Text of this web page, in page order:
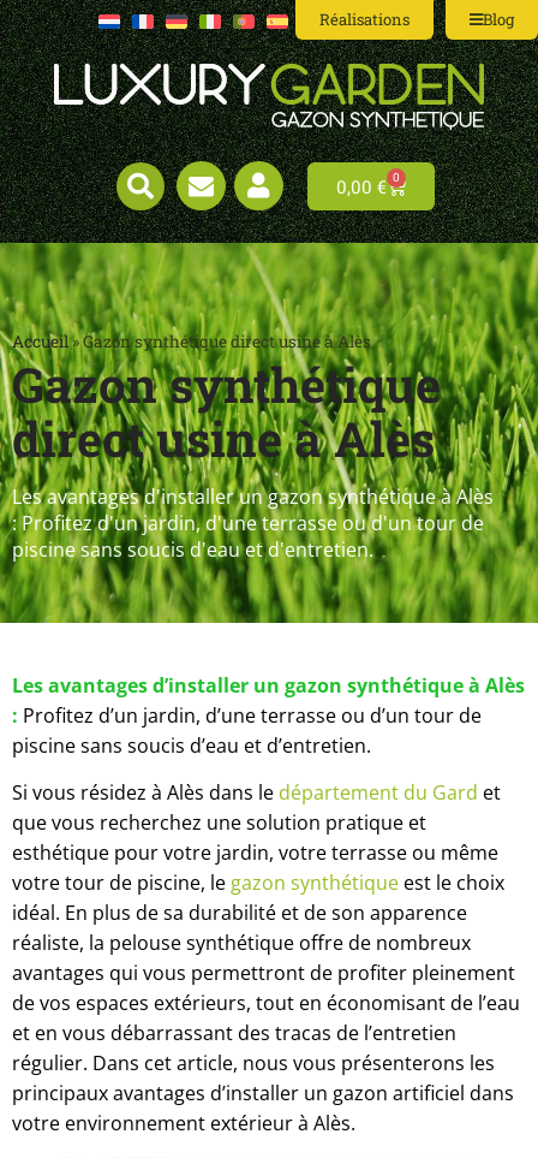
Réalisations Blog
0,00 € 0
Accueil»Gazon synthétique direct usine à Alès
Gazon synthétique
direct usine à Alès
Les avantages d'installer un gazon synthétique à Alès
: Profitez d'un jardin, d'une terrasse ou d'un tour de
piscine sans soucis d'eau et d'entretien.
Les avantages d’installer un gazon synthétique à Alès
: Profitez d’un jardin, d’une terrasse ou d’un tour de
piscine sans soucis d’eau et d’entretien.
Si vous résidez à Alès dans le département du Gard et
que vous recherchez une solution pratique et
esthétique pour votre jardin, votre terrasse ou même
votre tour de piscine, le gazon synthétique est le choix
idéal. En plus de sa durabilité et de son apparence
réaliste, la pelouse synthétique offre de nombreux
avantages qui vous permettront de profiter pleinement
de vos espaces extérieurs, tout en économisant de l’eau
et en vous débarrassant des tracas de l’entretien
régulier. Dans cet article, nous vous présenterons les
principaux avantages d’installer un gazon artificiel dans
votre environnement extérieur à Alès.